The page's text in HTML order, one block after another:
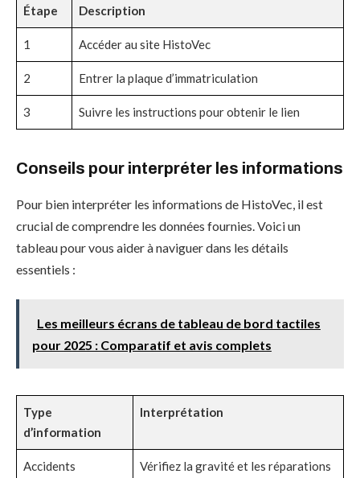
Étape Description
1 Accéder au site HistoVec
2 Entrer la plaque d’immatriculation
3 Suivre les instructions pour obtenir le lien
Conseils pour interpréter les informations
Pour bien interpréter les informations de HistoVec, il est
crucial de comprendre les données fournies. Voici un
tableau pour vous aider à naviguer dans les détails
essentiels :
Les meilleurs écrans de tableau de bord tactiles
pour 2025 : Comparatif et avis complets
Type
d’information
Interprétation
Accidents
Vérifiez la gravité et les réparations